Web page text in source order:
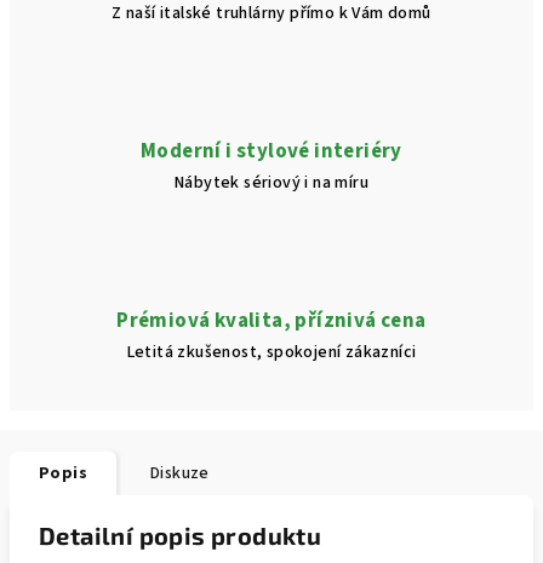
Z naší italské truhlárny přímo k Vám domů
Moderní i stylové interiéry
Nábytek sériový i na míru
Prémiová kvalita, příznivá cena
Letitá zkušenost, spokojení zákazníci
Popis Diskuze
Detailní popis produktu